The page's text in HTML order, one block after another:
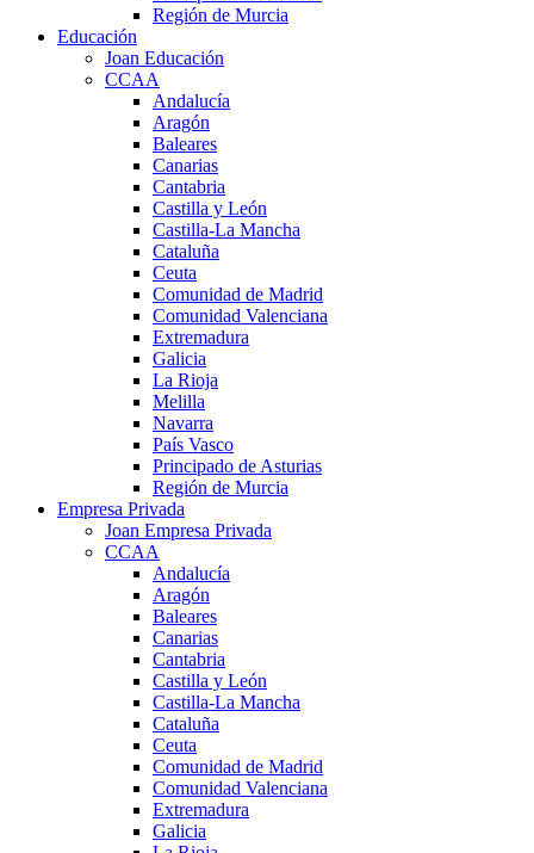
Región de Murcia
Educación
Joan Educación
CCAA
Andalucía
Aragón
Baleares
Canarias
Cantabria
Castilla y León
Castilla-La Mancha
Cataluña
Ceuta
Comunidad de Madrid
Comunidad Valenciana
Extremadura
Galicia
La Rioja
Melilla
Navarra
País Vasco
Principado de Asturias
Región de Murcia
Empresa Privada
Joan Empresa Privada
CCAA
Andalucía
Aragón
Baleares
Canarias
Cantabria
Castilla y León
Castilla-La Mancha
Cataluña
Ceuta
Comunidad de Madrid
Comunidad Valenciana
Extremadura
Galicia